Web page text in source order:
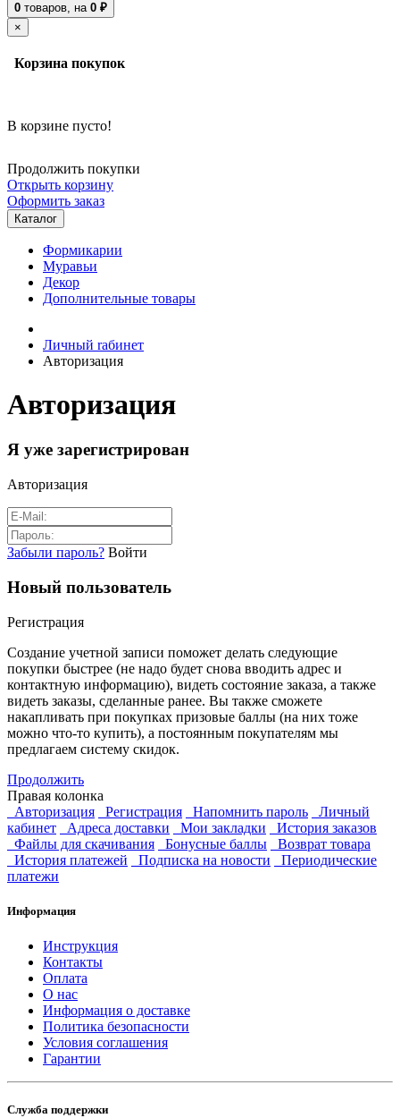
0 товаров, на 0 ₽
×
Корзина покупок
В корзине пусто!
Продолжить покупки
Открыть корзину
Оформить заказ
Каталог
Формикарии
Муравьи
Декор
Дополнительные товары
Личный rабинет
Авторизация
Авторизация
Я уже зарегистрирован
Авторизация
Забыли пароль? Войти
Новый пользователь
Регистрация
Создание учетной записи поможет делать следующие
покупки быстрее (не надо будет снова вводить адрес и
контактную информацию), видеть состояние заказа, а также
видеть заказы, сделанные ранее. Вы также сможете
накапливать при покупках призовые баллы (на них тоже
можно что-то купить), а постоянным покупателям мы
предлагаем систему скидок.
Продолжить
Правая колонка
Авторизация
Регистрация Напомнить пароль
Личный
кабинет
Адреса доставки Мои закладки
История заказов
Файлы для скачивания
Бонусные баллы
Возврат товара
История платежей
Подписка на новости
Периодические
платежи
Информация
Инструкция
Контакты
Оплата
О нас
Информация о доставке
Политика безопасности
Условия соглашения
Гарантии
Служба поддержки